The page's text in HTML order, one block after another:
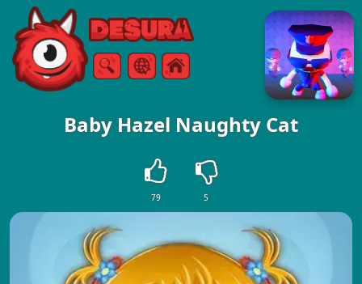
Free Online Games
Sök Meny
Baby Hazel Naughty Cat
79 5